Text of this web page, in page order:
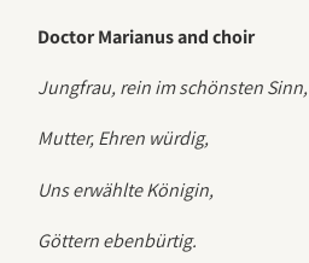
Doctor Marianus and choir
Jungfrau, rein im schönsten Sinn,
Mutter, Ehren würdig,
Uns erwählte Königin,
Göttern ebenbürtig.